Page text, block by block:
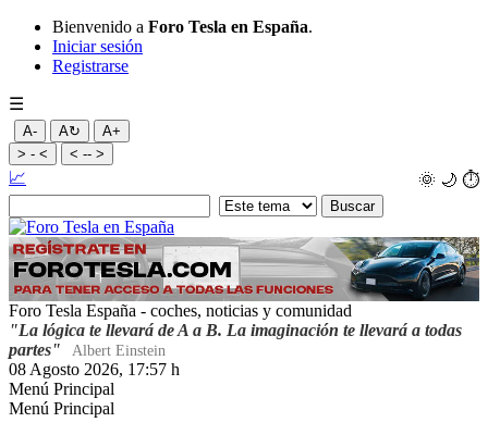
Bienvenido a Foro Tesla en España.
Iniciar sesión
Registrarse
☰
A- A↻
A+
> - <
< -- >
🌞 🌙 ⏱️
📈
Foro Tesla España - coches, noticias y comunidad
"La lógica te llevará de A a B. La imaginación te llevará a todas
partes"
Albert Einstein
08 Agosto 2026, 17:57 h
Menú Principal
Menú Principal